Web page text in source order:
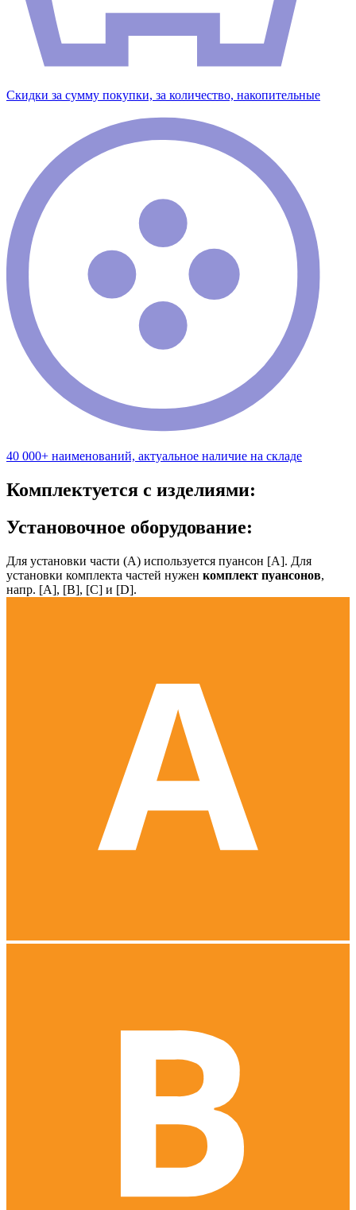
Скидки за сумму покупки, за количество, накопительные
40 000+ наименований, актуальное наличие на складе
Комплектуется с изделиями:
Установочное оборудование:
Для установки части (А) используется пуансон [А]. Для
установки комплекта частей нужен комплект пуансонов,
напр. [А], [B], [С] и [D].